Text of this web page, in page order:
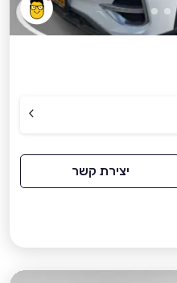
יצירת קשר